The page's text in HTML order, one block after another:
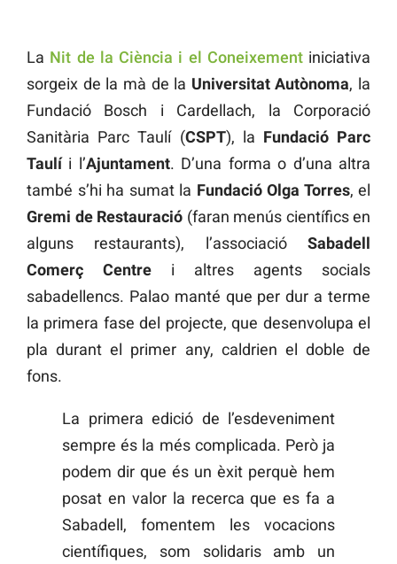
La Nit de la Ciència i el Coneixementiniciativa
sorgeix de la mà de la Universitat Autònoma, la
Fundació Bosch i Cardellach, la Corporació
Sanitària Parc Taulí (CSPT), la Fundació Parc
Taulíi l’Ajuntament. D’una forma o d’una altra
també s’hi ha sumat la Fundació Olga Torres, el
Gremi de Restauració (faran menús científics en
alguns restaurants), l’associació Sabadell
Comerç Centre i altres agents socials
sabadellencs. Palao manté que per dur a terme
la primera fase del projecte, que desenvolupa el
pla durant el primer any, caldrien el doble de
fons.
La primera edició de l’esdeveniment
sempre és la més complicada. Però ja
podem dir que és un èxit perquè hem
posat en valor la recerca que es fa a
Sabadell, fomentem les vocacions
científiques, som solidaris amb un